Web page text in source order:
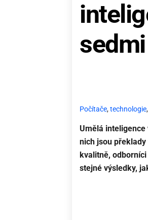
Počítače,technologie,
Umělá
nich jsou
kvalitně,
stejné výsledky,